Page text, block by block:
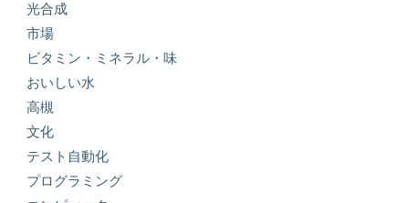
光合成
市場
ビタミン・ミネラル・味
おいしい水
高槻
文化
テスト自動化
プログラミング